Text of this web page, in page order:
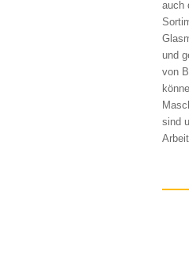
auch
und
von
sind